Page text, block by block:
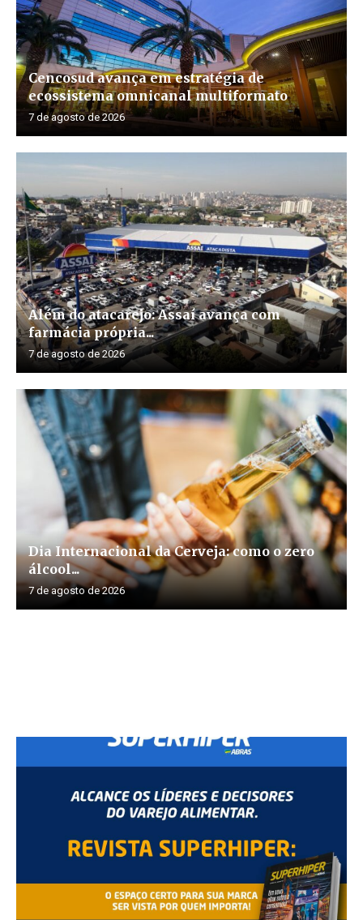
Cencosud avança em estratégia de
ecossistema omnicanal multiformato
7 de agosto de 2026
Além do atacarejo: Assaí avança com
farmácia própria...
7 de agosto de 2026
Dia Internacional da Cerveja: como o zero
álcool...
7 de agosto de 2026